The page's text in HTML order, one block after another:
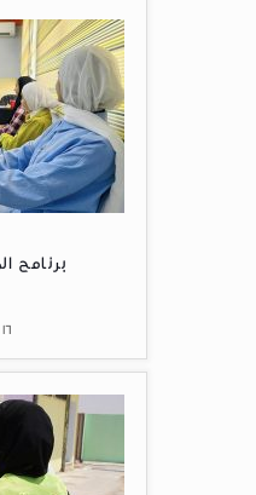
برنامج
16